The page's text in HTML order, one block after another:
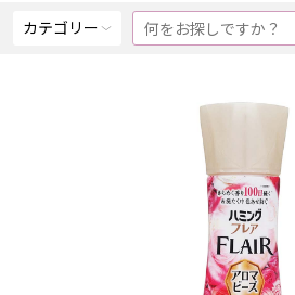
カテゴリー